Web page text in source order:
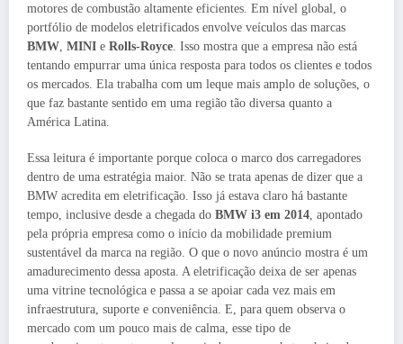
motores de combustão altamente eficientes. Em nível global, o
portfólio de modelos eletrificados envolve veículos das marcas
BMW MINI e Rolls-Royce . Isso mostra que a empresa não está
tentando empurrar uma única resposta para todos os clientes e todos
os mercados. Ela trabalha com um leque mais amplo de soluções, o
que faz bastante sentido em uma região tão diversa quanto a
América Latina.
Essa leitura é importante porque coloca o marco dos carregadores
dentro de uma estratégia maior. Não se trata apenas de dizer que a
BMW acredita em eletrificação. Isso já estava claro há bastante
tempo, inclusive desde a chegada do BMW i3 em 2014, apontado
pela própria empresa como o início da mobilidade premium
sustentável da marca na região. O que o novo anúncio mostra é um
amadurecimento dessa aposta. A eletrificação deixa de ser apenas
uma vitrine tecnológica e passa a se apoiar cada vez mais em
infraestrutura, suporte e conveniência. E, para quem observa o
mercado com um pouco mais de calma, esse tipo de